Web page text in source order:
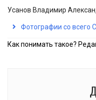
Усанов Владимир
Фотографии со всего
Как понимать такое?